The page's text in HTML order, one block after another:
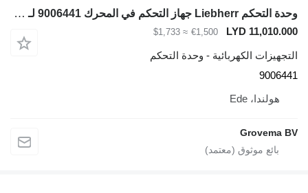
وحدة التحكم Liebherr جهاز التحكم في المحرك 9006441 لـ حفارة Liebherr A916 / A918 / A918 COMPACT / A922 RAIL / A924 RAIL / LH22 M / LH26 M / A914 COMPACT / R924 / LH26 EC / R920 / R920 LC / R920 NLC / R918 XLC / LH22 C / R918 / R918 LC / R918 NLC / R926 / A916 COMP / R930
LYD 11,010.000
€1,500
≈ $1,733
التجهيزات الكهربائية - وحدة التحكم
9006441
هولندا، Ede
Grovema BV